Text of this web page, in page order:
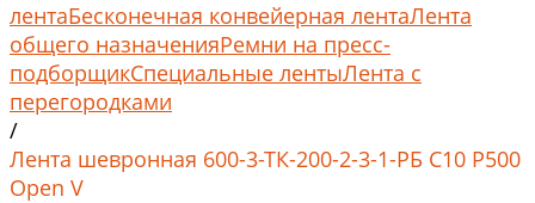
лентаБесконечная конвейерная лентаЛента
общего назначенияРемни на пресс-
подборщикСпециальные лентыЛента с
перегородками
/
Лента шевронная 600-3-ТК-200-2-3-1-РБ C10 P500
Open V